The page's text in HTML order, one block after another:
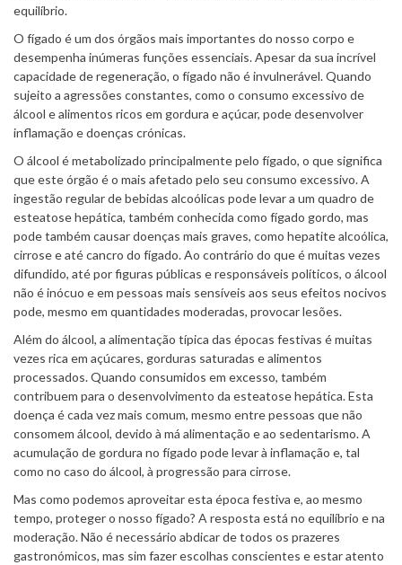
equilíbrio.
O fígado é um dos órgãos mais importantes do nosso corpo e
desempenha inúmeras funções essenciais. Apesar da sua incrível
capacidade de regeneração, o fígado não é invulnerável. Quando
sujeito a agressões constantes, como o consumo excessivo de
álcool e alimentos ricos em gordura e açúcar, pode desenvolver
inflamação e doenças crónicas.
O álcool é metabolizado principalmente pelo fígado, o que significa
que este órgão é o mais afetado pelo seu consumo excessivo. A
ingestão regular de bebidas alcoólicas pode levar a um quadro de
esteatose hepática, também conhecida como fígado gordo, mas
pode também causar doenças mais graves, como hepatite alcoólica,
cirrose e até cancro do fígado. Ao contrário do que é muitas vezes
difundido, até por figuras públicas e responsáveis políticos, o álcool
não é inócuo e em pessoas mais sensíveis aos seus efeitos nocivos
pode, mesmo em quantidades moderadas, provocar lesões.
Além do álcool, a alimentação típica das épocas festivas é muitas
vezes rica em açúcares, gorduras saturadas e alimentos
processados. Quando consumidos em excesso, também
contribuem para o desenvolvimento da esteatose hepática. Esta
doença é cada vez mais comum, mesmo entre pessoas que não
consomem álcool, devido à má alimentação e ao sedentarismo. A
acumulação de gordura no fígado pode levar à inflamação e, tal
como no caso do álcool, à progressão para cirrose.
Mas como podemos aproveitar esta época festiva e, ao mesmo
tempo, proteger o nosso fígado? A resposta está no equilíbrio e na
moderação. Não é necessário abdicar de todos os prazeres
gastronómicos, mas sim fazer escolhas conscientes e estar atento